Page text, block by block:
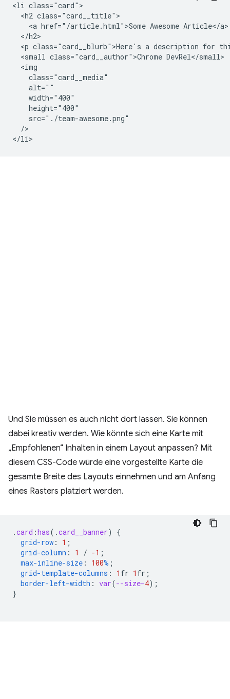
<li class="card">
  <h2 class="card__title">
    <a href="/article.html">Some Awesome Article</a>
  </h2>
<p class="card__blurb">Here's a description for
  <small class="card__author">Chrome DevRel</small>
  <img
    class="card__media"
    alt=""
    width="400"
    height="400"
    src="./team-awesome.png"
  />
Und Sie müssen es auch nicht dort lassen. Sie können
dabei kreativ werden. Wie könnte sich eine Karte mit
„Empfohlenen“ Inhalten in einem Layout anpassen? Mit
diesem CSS-Code würde eine vorgestellte Karte die
gesamte Breite des Layouts einnehmen und am Anfang
eines Rasters platziert werden.
.card :has( .card__banner)
{
grid-row : 1 ;
grid-column : 1 / -1 ;
max-inline-size : 100% ;
grid-template-columns : 1 fr 1 fr ;
border-left-width : var(--size-4);
}